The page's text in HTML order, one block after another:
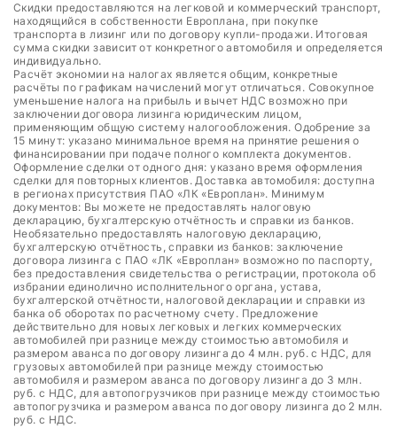
Скидки предоставляются на легковой и коммерческий транспорт,
находящийся в собственности Европлана, при покупке
транспорта в лизинг или по договору купли-продажи. Итоговая
сумма скидки зависит от конкретного автомобиля и определяется
индивидуально.
Расчёт экономии на налогах является общим, конкретные
расчёты по графикам начислений могут отличаться. Совокупное
уменьшение налога на прибыль и вычет НДС возможно при
заключении договора лизинга юридическим лицом,
применяющим общую систему налогообложения. Одобрение за
15 минут: указано минимальное время на принятие решения о
финансировании при подаче полного комплекта документов.
Оформление сделки от одного дня: указано время оформления
сделки для повторных клиентов. Доставка автомобиля: доступна
в регионах присутствия ПАО «ЛК «Европлан». Минимум
документов: Вы можете не предоставлять налоговую
декларацию, бухгалтерскую отчётность и справки из банков.
Необязательно предоставлять налоговую декларацию,
бухгалтерскую отчётность, справки из банков: заключение
договора лизинга с ПАО «ЛК «Европлан» возможно по паспорту,
без предоставления свидетельства о регистрации, протокола об
избрании единолично исполнительного органа, устава,
бухгалтерской отчётности, налоговой декларации и справки из
банка об оборотах по расчетному счету. Предложение
действительно для новых легковых и легких коммерческих
автомобилей при разнице между стоимостью автомобиля и
размером аванса по договору лизинга до 4 млн. руб. с НДС, для
грузовых автомобилей при разнице между стоимостью
автомобиля и размером аванса по договору лизинга до 3 млн.
руб. с НДС, для автопогрузчиков при разнице между стоимостью
автопогрузчика и размером аванса по договору лизинга до 2 млн.
руб. с НДС.